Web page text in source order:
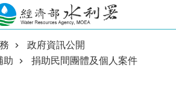
政府資訊公開
助
捐助民間團體及個人案件